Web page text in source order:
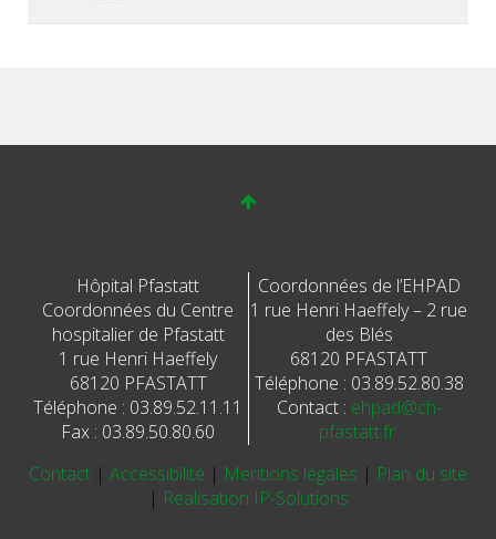
Hôpital Pfastatt
Coordonnées du Centre
hospitalier de Pfastatt
1 rue Henri Haeffely
68120 PFASTATT
Téléphone : 03.89.52.11.11
Fax : 03.89.50.80.60
Coordonnées de l’EHPAD
1 rue Henri Haeffely – 2 rue
des Blés
68120 PFASTATT
Téléphone : 03.89.52.80.38
Contact : ehpad@ch-
pfastatt.fr
Contact | Accessibilité | Mentions légales | Plan du site
| Réalisation IP-Solutions